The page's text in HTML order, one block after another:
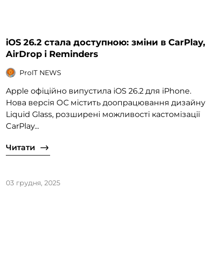
iOS 26.2 стала доступною: зміни в CarPlay,
AirDrop і Reminders
ProIT NEWS
Apple офіційно випустила iOS 26.2 для iPhone.
Нова версія ОС містить доопрацювання дизайну
Liquid Glass, розширені можливості кастомізації
CarPlay...
Читати
03 грудня, 2025